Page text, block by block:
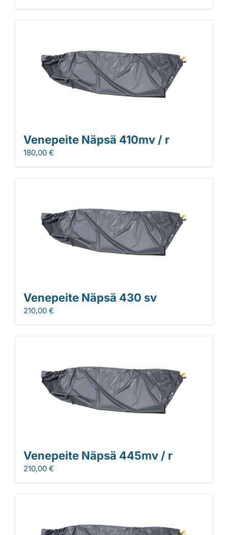
Venepeite Näpsä 410mv / r
180,00 €
Venepeite Näpsä 430 sv
210,00 €
Venepeite Näpsä 445mv / r
210,00 €